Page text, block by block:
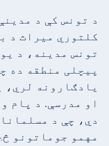
د تونس کې د
کلتوري میراث د
تونس مدینه، د
یادګارونه لري،
او مدرسې. د پام
دي، چې د
مهمو جوماتونو